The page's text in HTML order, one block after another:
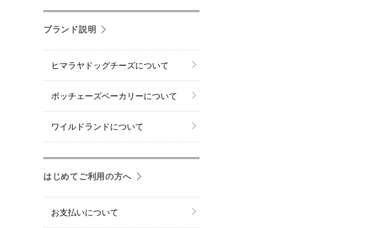
ブランド説明
ヒマラヤドッグチーズについて
ボッチェーズベーカリーについて
ワイルドランドについて
はじめてご利用の方へ
お支払いについて